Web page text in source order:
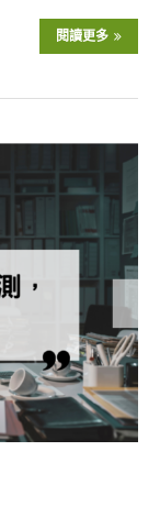
閱讀更多